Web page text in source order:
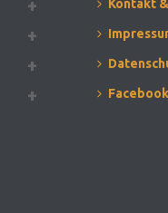
Kontakt
Facebook